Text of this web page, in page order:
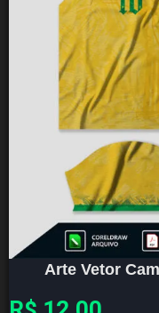
Arte Vetor